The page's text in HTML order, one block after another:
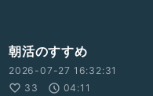
朝活のすすめ
2026-07-27 16:32:31
33
04:11